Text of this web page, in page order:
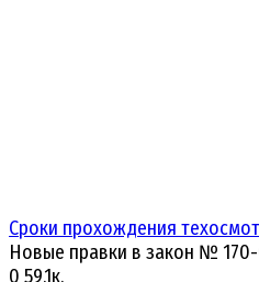
Сроки прохождения
Новые правки в закон №
0 59.1к.